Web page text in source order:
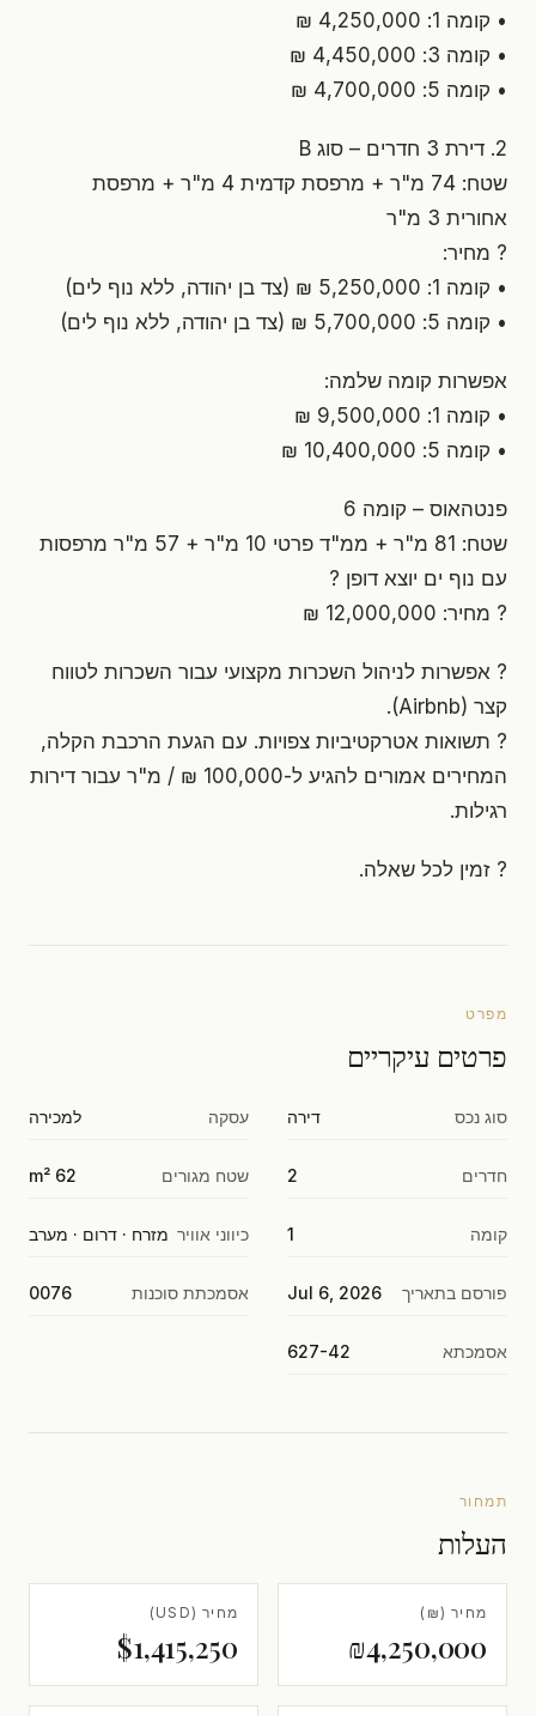
• קומה 1: 4,250,000 ₪
• קומה 3: 4,450,000 ₪
• קומה 5: 4,700,000 ₪
2. דירת 3 חדרים – סוג B
שטח: 74 מ"ר + מרפסת קדמית 4 מ"ר + מרפסת
אחורית 3 מ"ר
? מחיר:
• קומה 1: 5,250,000 ₪ (צד בן יהודה, ללא נוף לים)
• קומה 5: 5,700,000 ₪ (צד בן יהודה, ללא נוף לים)
אפשרות קומה שלמה:
• קומה 1: 9,500,000 ₪
• קומה 5: 10,400,000 ₪
פנטהאוס – קומה 6
שטח: 81 מ"ר + ממ"ד פרטי 10 מ"ר + 57 מ"ר מרפסות
עם נוף ים יוצא דופן ?
? מחיר: 12,000,000 ₪
? אפשרות לניהול השכרות מקצועי עבור השכרות לטווח
קצר (Airbnb).
? תשואות אטרקטיביות צפויות. עם הגעת הרכבת הקלה,
המחירים אמורים להגיע ל-100,000 ₪ / מ"ר עבור דירות
רגילות.
? זמין לכל שאלה.
מפרט
פרטים עיקריים
סוג נכס דירה עסקה למכירה
חדרים 2 שטח מגורים 62 m²
קומה 1 כיווני אוויר מזרח · דרום · מערב
פורסם בתאריך Jul 6, 2026 אסמכתת סוכנות 0076
אסמכתא 627-42
תמחור
העלות
מחיר (₪)
₪4,250,000
מחיר (USD)
$1,415,250